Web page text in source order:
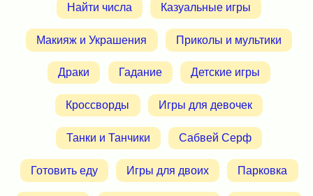
Найти числа Казуальные игры
Макияж и Украшения Приколы и мультики
Драки Гадание Детские игры
Кроссворды Игры для девочек
Танки и Танчики Сабвей Серф
Готовить еду Игры для двоих Парковка